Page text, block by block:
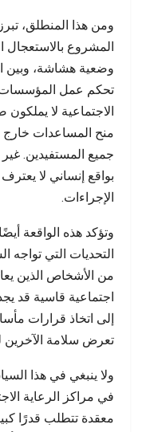
ومن هذا المنطلق،
المشروع
وضعية هشاشة، وبين
تحكم عمل المؤسسات
الاجتماعية لا يملكون
منح المساعدات خارج
جميع المستفيدين.
بواقع إنساني لا يعترف
الإجراءات.
وتؤكد هذه الواقعة
التحديات التي تواجه
من الأشخاص الذين
اجتماعية قاسية قد
إلى اتخاذ قرارات
تعرض سلامة الآخرين
ولا ينبغي في هذا
في مراكز الرعاية
معقدة تتطلب قدرًا